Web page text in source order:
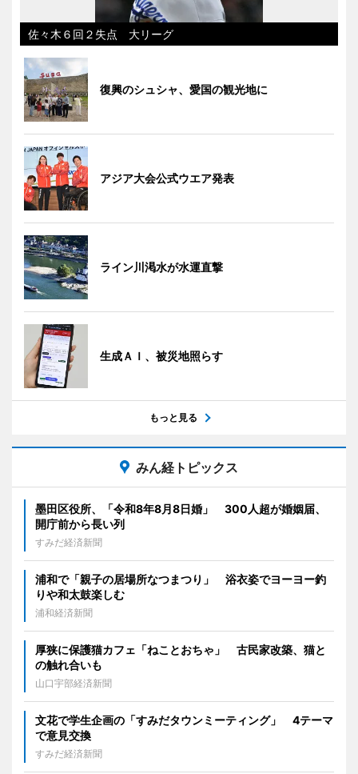
佐々木６回２失点 大リーグ
復興のシュシャ、愛国の観光地に
アジア大会公式ウエア発表
ライン川渇水が水運直撃
生成ＡＩ、被災地照らす
もっと見る
みん経トピックス
墨田区役所、「令和8年8月8日婚」 300人超が婚姻届、
開庁前から長い列
すみだ経済新聞
浦和で「親子の居場所なつまつり」 浴衣姿でヨーヨー釣
りや和太鼓楽しむ
浦和経済新聞
厚狭に保護猫カフェ「ねことおちゃ」 古民家改築、猫と
の触れ合いも
山口宇部経済新聞
文花で学生企画の「すみだタウンミーティング」 4テーマ
で意見交換
すみだ経済新聞